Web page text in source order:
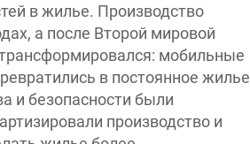
в жилье. Производство
а после Второй мировой
мобильные
в постоянное жилье
и безопасности были
производство и